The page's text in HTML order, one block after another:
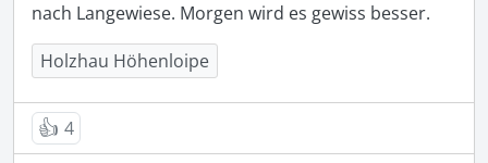
nach Langewiese. Morgen wird es gewiss besser.
Holzhau Höhenloipe
👍 4